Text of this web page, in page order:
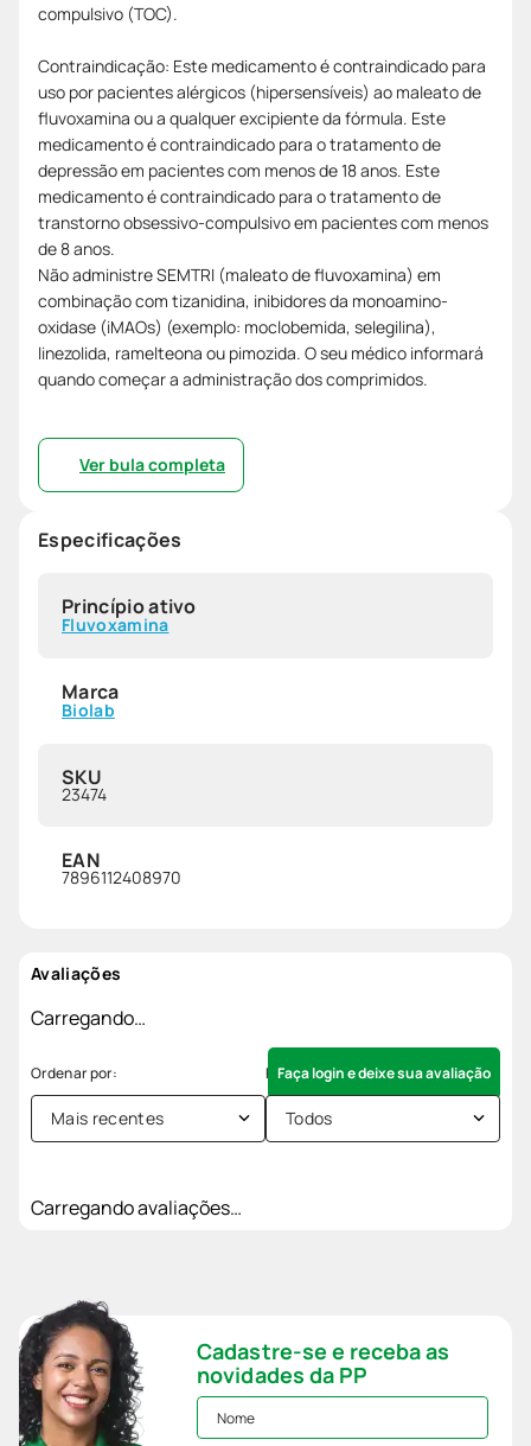
compulsivo (TOC).
Contraindicação: Este medicamento é contraindicado para
uso por pacientes alérgicos (hipersensíveis) ao maleato de
fluvoxamina ou a qualquer excipiente da fórmula. Este
medicamento é contraindicado para o tratamento de
depressão em pacientes com menos de 18 anos. Este
medicamento é contraindicado para o tratamento de
transtorno obsessivo-compulsivo em pacientes com menos
de 8 anos.
Não administre SEMTRI (maleato de fluvoxamina) em
combinação com tizanidina, inibidores da monoamino-
oxidase (iMAOs) (exemplo: moclobemida, selegilina),
linezolida, ramelteona ou pimozida. O seu médico informará
quando começar a administração dos comprimidos.
Ver bula completa
Especificações
Princípio ativo
Fluvoxamina
Marca
Biolab
SKU
23474
EAN
7896112408970
Avaliações
Carregando…
Faça login e deixe sua avaliação
Mais recentes Todos
Carregando avaliações…
Cadastre-se e receba as
novidades da PP